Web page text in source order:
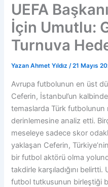
UEFA
İçin Umutlu:
Turnuva
Yazan Ahmet Yıldız/21 Mayıs
Avrupa futbolunun en üst
Ceferin, İstanbul’un
temaslarda Türk futbolunun
derinlemesine analiz etti.
meseleye sadece skor
yaklaşan Ceferin,
bir futbol aktörü olma
takdirle karşıladığını belirtti.
futbol tutkusunun birleştiği